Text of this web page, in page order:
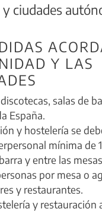
ciudades
Y LAS
salas de
España.
y hostelería se
mínima de
y entre las
por mesa o
y restaurantes.
y restauración